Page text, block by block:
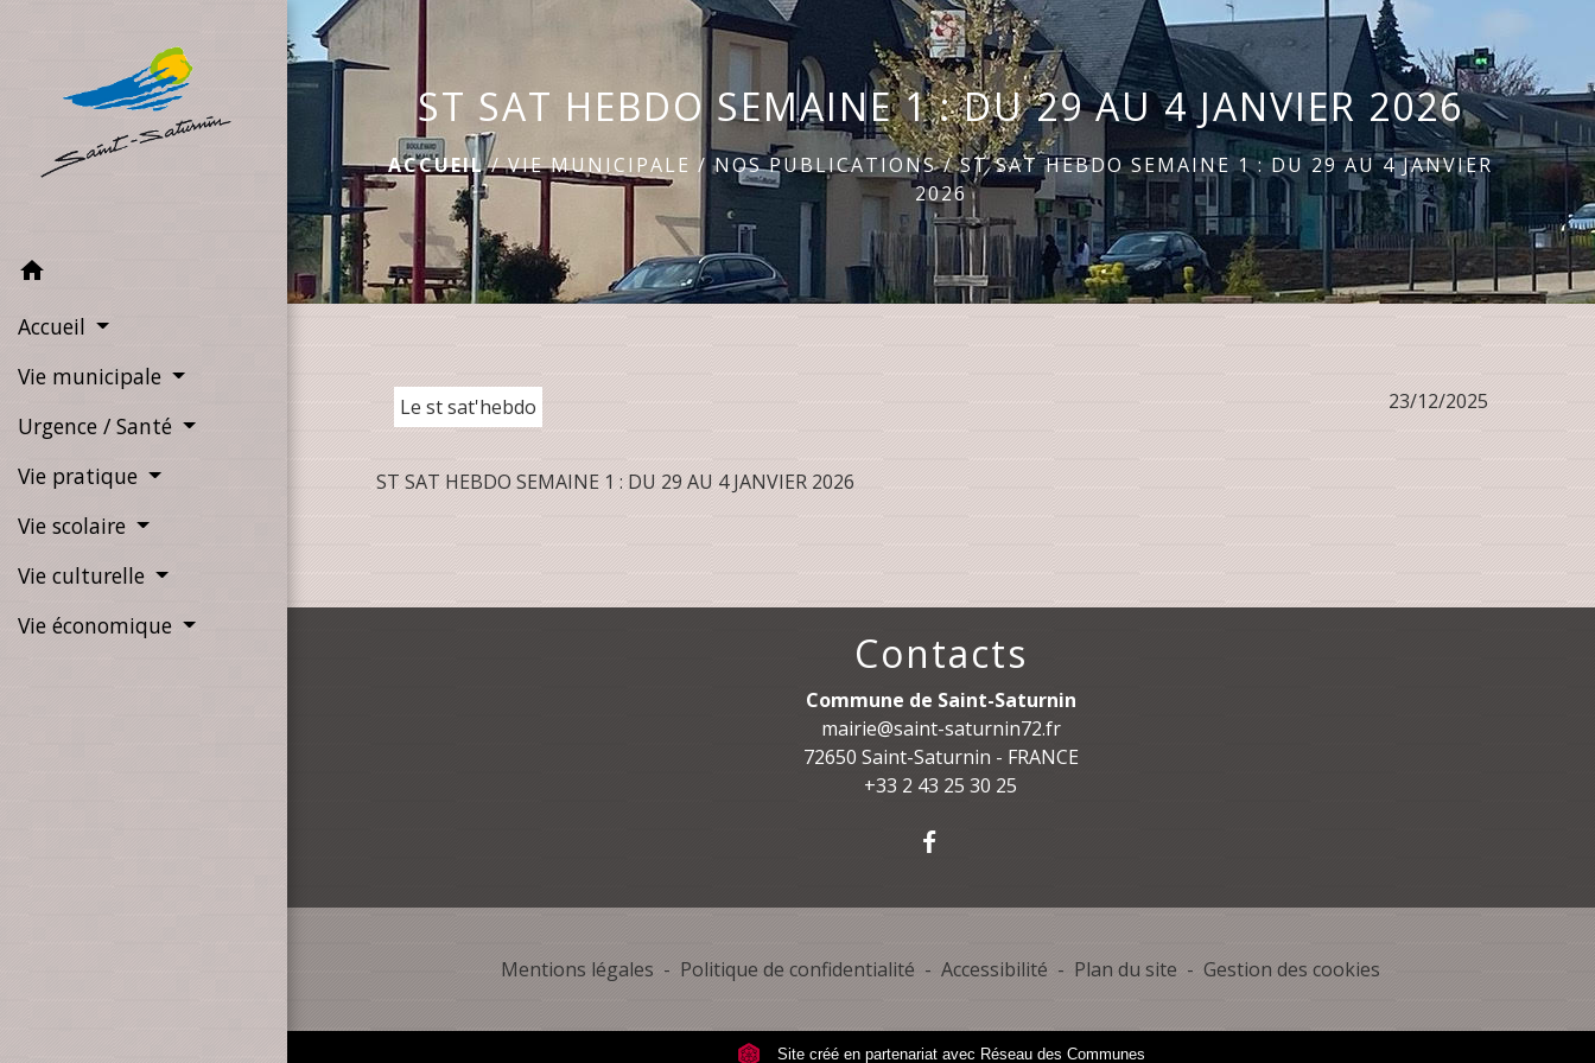
home
Accueil
Vie municipale
Urgence / Santé
Vie pratique
Vie scolaire
Vie culturelle
Vie économique
ST SAT HEBDO SEMAINE 1 : DU 29 AU 4 JANVIER 2026
ACCUEIL/VIE MUNICIPALE /NOS PUBLICATIONS/ST SAT HEBDO SEMAINE 1 : DU 29 AU 4 JANVIER
2026
Le st sat'hebdo 23/12/2025
ST SAT HEBDO SEMAINE 1 : DU 29 AU 4 JANVIER 2026
Contacts
Commune de Saint-Saturnin
mairie@saint-saturnin72.fr
72650 Saint-Saturnin - FRANCE
+33 2 43 25 30 25
Mentions légales - Politique de confidentialité - Accessibilité - Plan du site - Gestion des cookies
Site créé en partenariat avec Réseau des Communes